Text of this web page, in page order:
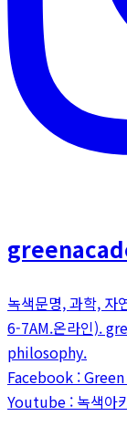
녹색문명, 과학, 자
6-7AM.온라인).
philosophy.
Facebook :
Youtube : 녹색아